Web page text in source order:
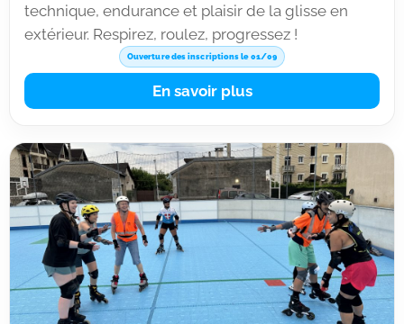
technique, endurance et plaisir de la glisse en
extérieur. Respirez, roulez, progressez !
Ouverture des inscriptions le 01/09
En savoir plus